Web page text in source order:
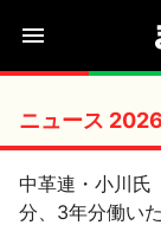
ニュース
中革連・小川氏
分、3年分働い